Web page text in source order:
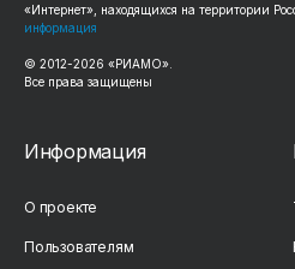
«Интернет», находящихся на территории
информация
© 2012-2026 «РИАМО».
Все права защищены
Информация
О проекте
Пользователям